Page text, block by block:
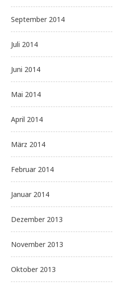
September 2014
Juli 2014
Juni 2014
Mai 2014
April 2014
März 2014
Februar 2014
Januar 2014
Dezember 2013
November 2013
Oktober 2013